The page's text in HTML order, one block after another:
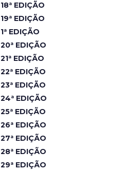
18ª EDIÇÃO
19ª EDIÇÃO
1ª EDIÇÃO
20ª EDIÇÃO
21ª EDIÇÃO
22ª EDIÇÃO
23ª EDIÇÃO
24ª EDIÇÃO
25ª EDIÇÃO
26ª EDIÇÃO
27ª EDIÇÃO
28ª EDIÇÃO
29ª EDIÇÃO